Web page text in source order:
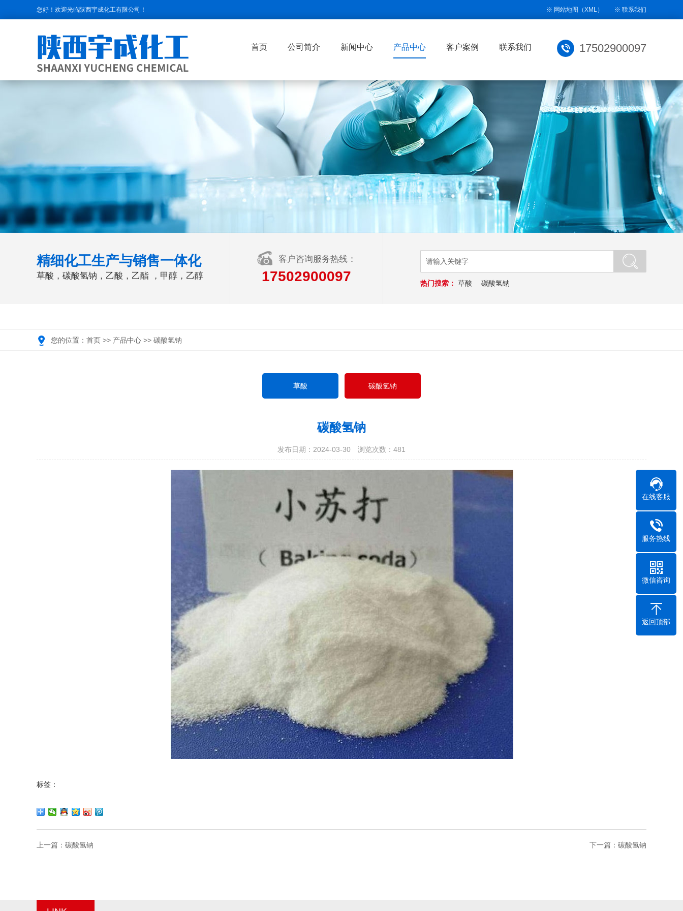
您好！欢迎光临陕西宇成化工有限公司！ ※ 网站地图 （XML） ※ 联系我们
17502900097
首页 公司简介 新闻中心 产品中心 客户案例 联系我们
精细化工生产与销售一体化
草酸，碳酸氢钠，乙酸，乙酯 ，甲醇，乙醇
客户咨询服务热线：
17502900097 热门搜索： 草酸 碳酸氢钠
您的位置： 首页 >> 产品中心 >> 碳酸氢钠
草酸 碳酸氢钠
碳酸氢钠
发布日期：2024-03-30 浏览次数：481
标签：
上一篇： 碳酸氢钠 下一篇： 碳酸氢钠
在线客服
服务热线
微信咨询
返回顶部